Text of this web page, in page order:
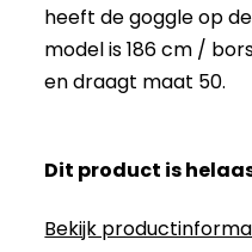
heeft de goggle op
model is 186 cm /
en draagt maat 50.
Dit product is
Bekijk